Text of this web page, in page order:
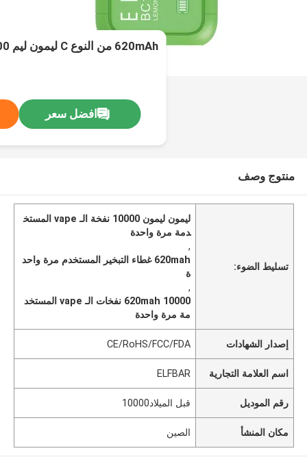
620mAh من النوع C ليمون ليم 10000 نفخة
افضل سعر
منتوج وصف
تسليط الضوء:
ليمون ليمون 10000 نفخة الـ vape المستخ
دمة مرة واحدة
,
620mah غطاء التبخير المستخدم مرة واحد
ة
,
620mah 10000 نفخات الـ vape المستخد
مة مرة واحدة
إصدار الشهادات CE/RoHS/FCC/FDA
اسم العلامة التجارية ELFBAR
رقم الموديل قبل الميلاد10000
مكان المنشأ الصين